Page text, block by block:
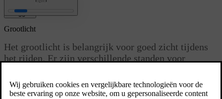
Inloggen
Bijgewerkt 01-08-2025
Grootlicht
Het grootlicht is belangrijk voor goed zicht tijdens
het rijden. Er zijn verschillende standen voor